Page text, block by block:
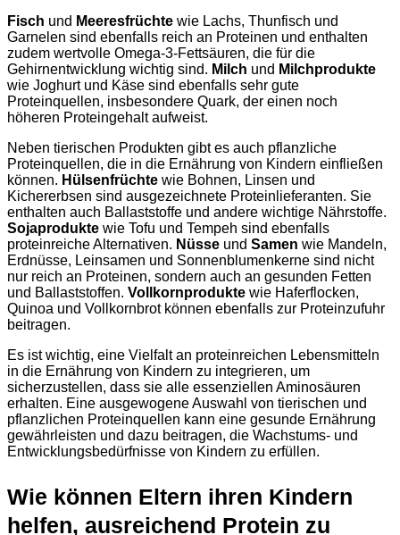
Fisch und Meeresfrüchte wie Lachs, Thunfisch und
Garnelen sind ebenfalls reich an Proteinen und enthalten
zudem wertvolle Omega-3-Fettsäuren, die für die
Gehirnentwicklung wichtig sind. Milch und Milchprodukte
wie Joghurt und Käse sind ebenfalls sehr gute
Proteinquellen, insbesondere Quark, der einen noch
höheren Proteingehalt aufweist.
Neben tierischen Produkten gibt es auch pflanzliche
Proteinquellen, die in die Ernährung von Kindern einfließen
können. Hülsenfrüchte wie Bohnen, Linsen und
Kichererbsen sind ausgezeichnete Proteinlieferanten. Sie
enthalten auch Ballaststoffe und andere wichtige Nährstoffe.
Sojaprodukte wie Tofu und Tempeh sind ebenfalls
proteinreiche Alternativen. Nüsse und Samen wie Mandeln,
Erdnüsse, Leinsamen und Sonnenblumenkerne sind nicht
nur reich an Proteinen, sondern auch an gesunden Fetten
und Ballaststoffen. Vollkornprodukte wie Haferflocken,
Quinoa und Vollkornbrot können ebenfalls zur Proteinzufuhr
beitragen.
Es ist wichtig, eine Vielfalt an proteinreichen Lebensmitteln
in die Ernährung von Kindern zu integrieren, um
sicherzustellen, dass sie alle essenziellen Aminosäuren
erhalten. Eine ausgewogene Auswahl von tierischen und
pflanzlichen Proteinquellen kann eine gesunde Ernährung
gewährleisten und dazu beitragen, die Wachstums- und
Entwicklungsbedürfnisse von Kindern zu erfüllen.
Wie können Eltern ihren Kindern
helfen, ausreichend Protein zu